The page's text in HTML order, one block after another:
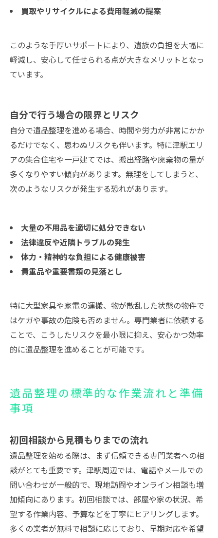
買取やリサイクルによる費用軽減の提案
このような手厚いサポートにより、遺族の負担を大幅に
軽減し、安心して任せられる点が大きなメリットとなっ
ています。
自分で行う場合の限界とリスク
自分で遺品整理を進める場合、時間や労力が非常にかか
るだけでなく、思わぬリスクも伴います。特に津駅エリ
アの集合住宅や一戸建てでは、搬出経路や廃棄物の量が
多くなりやすい傾向があります。無理をしてしまうと、
次のようなリスクが発生する恐れがあります。
大量の不用品を適切に処分できない
法律違反や近隣トラブルの発生
体力・精神的な負担による健康被害
貴重品や重要書類の見落とし
特に大型家具や家電の運搬、物が散乱した状態の物件で
はケガや事故の危険も否めません。専門業者に依頼する
ことで、こうしたリスクを最小限に抑え、安心かつ効率
的に遺品整理を進めることが可能です。
遺品整理の標準的な作業流れと準備
事項
初回相談から見積もりまでの流れ
遺品整理を始める際は、まず信頼できる専門業者への相
談がとても重要です。津駅周辺では、電話やメールでの
問い合わせが一般的で、現地訪問やオンライン相談も増
加傾向にあります。初回相談では、部屋や家の状況、希
望する作業内容、予算などを丁寧にヒアリングします。
多くの業者が無料で相談に応じており、早期対応や希望